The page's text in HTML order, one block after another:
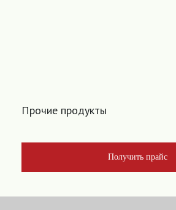
Прочие продукты
Получить прайс